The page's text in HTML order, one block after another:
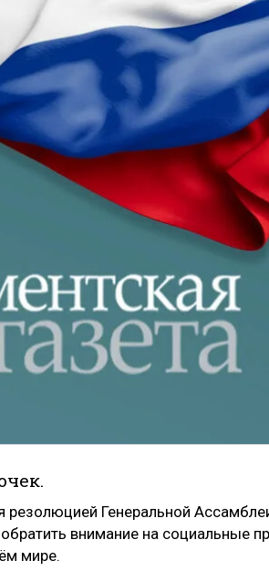
резолюцией Генеральной
внимание на социальные
мире.